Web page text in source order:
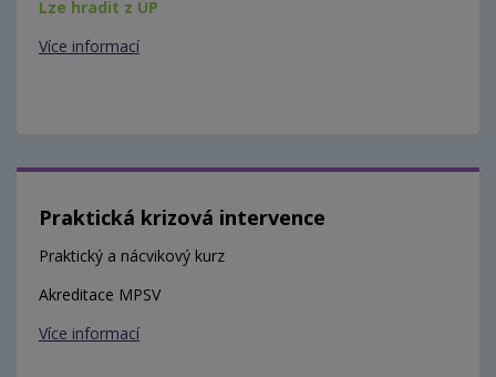
Lze hradit z ÚP
Více informací
Praktická krizová intervence
Praktický a nácvikový kurz
Akreditace MPSV
Více informací